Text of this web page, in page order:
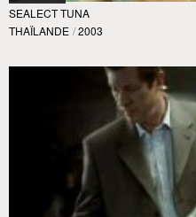
SEALECT TUNA
THAÏLANDE / 2003